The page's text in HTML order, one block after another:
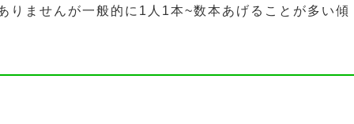
りませんが一般的に1人1本~数本あげることが多い傾